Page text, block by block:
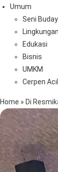
Umum
Seni
Lingkungan
Edukasi
Bisnis
UMKM
Cerpen Acil
Home » Di